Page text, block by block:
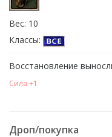
Вес: 10
Классы:
Восстановление
Сила +1
Дроп/покупка